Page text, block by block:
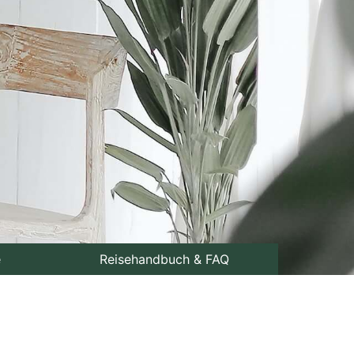
Reisehandbuch & FAQ